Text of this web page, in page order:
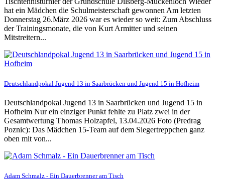
hat ein Mädchen die Schulmeisterschaft gewonnen Am letzten
Donnerstag 26.März 2026 war es wieder so weit: Zum Abschluss
der Trainingsmonate, die von Kurt Armitter und seinen
Mitstreitern...
Deutschlandpokal Jugend 13 in Saarbrücken und Jugend 15 in Hofheim
Deutschlandpokal Jugend 13 in Saarbrücken und Jugend 15 in
Hofheim Nur ein einziger Punkt fehlte zu Platz zwei in der
Gesamtwertung Thomas Holzapfel, 13.04.2026 Foto (Predrag
Poznic): Das Mädchen 15-Team auf dem Siegertreppchen ganz
oben mit von...
Adam Schmalz - Ein Dauerbrenner am Tisch